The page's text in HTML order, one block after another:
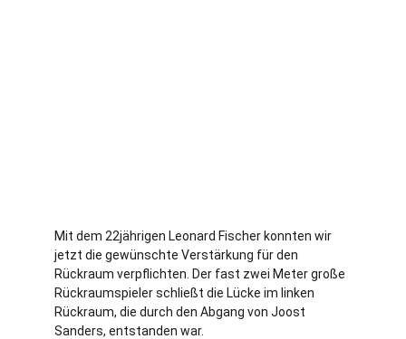
Mit dem 22jährigen Leonard Fischer konnten wir
jetzt die gewünschte Verstärkung für den
Rückraum verpflichten. Der fast zwei Meter große
Rückraumspieler schließt die Lücke im linken
Rückraum, die durch den Abgang von Joost
Sanders, entstanden war.